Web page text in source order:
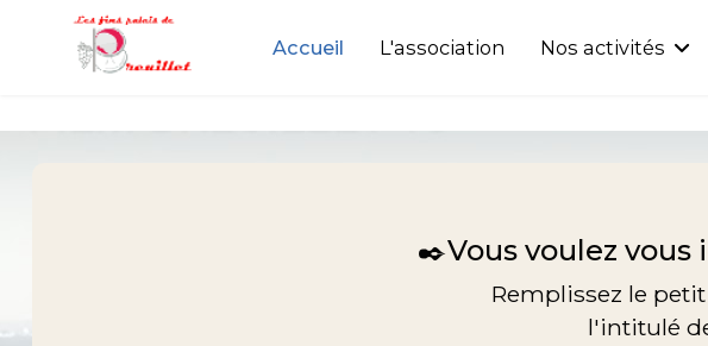
Accueil L'association Nos activités
✒️Vous voulez vous
Remplissez le
l'intitulé